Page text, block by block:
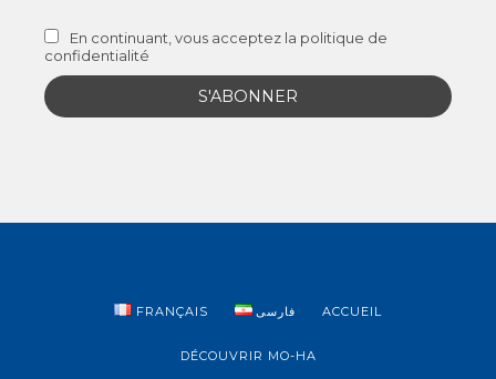
En continuant, vous acceptez la politique de
confidentialité
FRANÇAIS فارسی ACCUEIL
DÉCOUVRIR MO-HA